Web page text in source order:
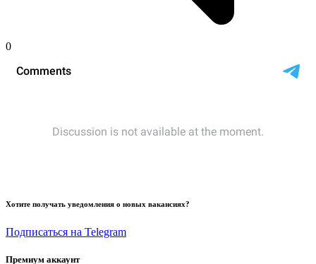
0
Хотите получать уведомления о новых вакансиях?
Подписаться на Telegram
Премиум аккаунт